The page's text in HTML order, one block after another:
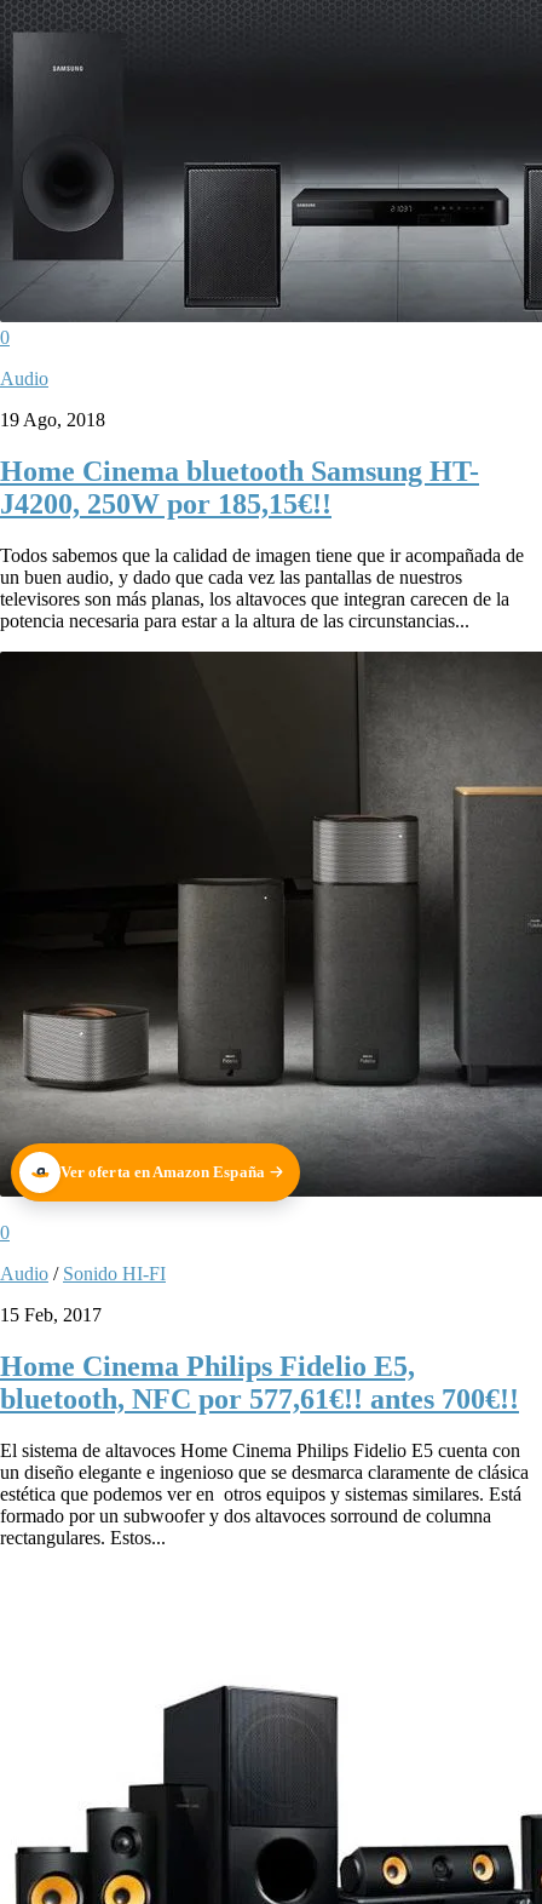
0
Audio
19 Ago, 2018
Home Cinema bluetooth Samsung HT-
J4200, 250W por 185,15€!!
Todos sabemos que la calidad de imagen tiene que ir acompañada de
un buen audio, y dado que cada vez las pantallas de nuestros
televisores son más planas, los altavoces que integran carecen de la
potencia necesaria para estar a la altura de las circunstancias...
Ver oferta en Amazon España
0
Audio / Sonido HI-FI
15 Feb, 2017
Home Cinema Philips Fidelio E5,
bluetooth, NFC por 577,61€!! antes 700€!!
El sistema de altavoces Home Cinema Philips Fidelio E5 cuenta con
un diseño elegante e ingenioso que se desmarca claramente de clásica
estética que podemos ver en otros equipos y sistemas similares. Está
formado por un subwoofer y dos altavoces sorround de columna
rectangulares. Estos...